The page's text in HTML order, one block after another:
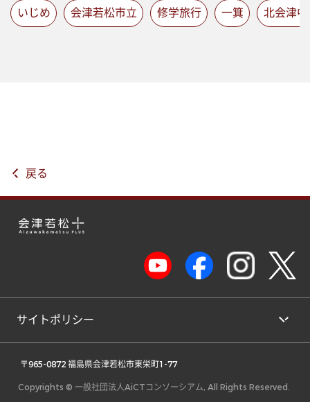
いじめ 会津若松市立 修学旅行 一箕 北会津中
戻る
サイトポリシー
〒965-0872 福島県会津若松市東栄町1-77
Copyrights © 一般社団法人AiCTコンソーシアム, All Rights Reserved.